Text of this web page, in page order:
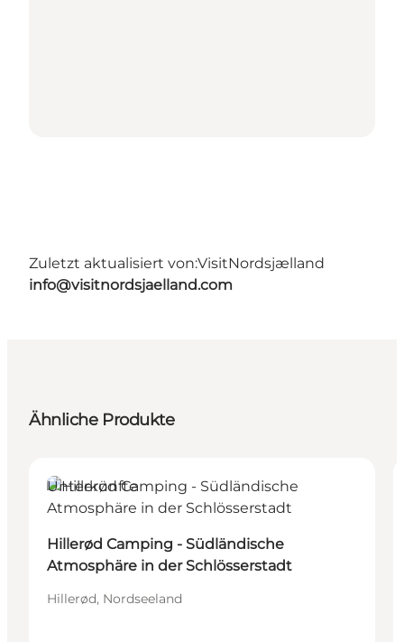
Zuletzt aktualisiert von:VisitNordsjælland
info@visitnordsjaelland.com
Ähnliche Produkte
Unterkünfte
Hillerød Camping - Südländische
Atmosphäre in der Schlösserstadt
Hillerød, Nordseeland